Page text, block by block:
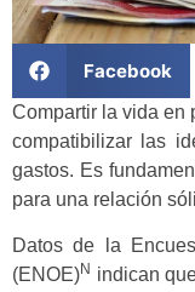
Facebook
Compartir la vida en
compatibilizar las
gastos. Es
para una relación
Datos de la
(ENOE)N indican